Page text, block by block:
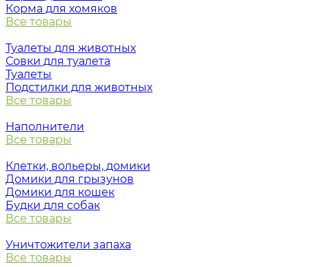
Корма для хомяков
Все товары
Туалеты для животных
Совки для туалета
Туалеты
Подстилки для животных
Все товары
Наполнители
Все товары
Клетки, вольеры, домики
Домики для грызунов
Домики для кошек
Будки для собак
Все товары
Уничтожители запаха
Все товары